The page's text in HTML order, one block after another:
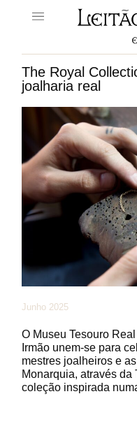
The Royal
joalharia real
Junho 2025
O Museu Tesouro
Irmão unem-se para
mestres joalheiros e
Monarquia, através
coleção inspirada